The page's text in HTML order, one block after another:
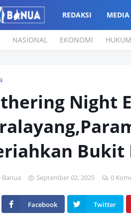
REDAKSI MEDIA
NASIONAL EKONOMI HUKUM
Night
Bukit
Banua September 02, 2025 0
Facebook Twitter